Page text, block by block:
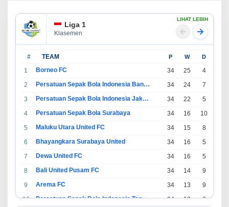
Liga 1
Klasemen
LIHAT LEBIH
# TEAM P W D
1 Borneo FC 34 25 4
2
Persatuan Sepak Bola Indonesia Bandung 34 24 7
3
Persatuan Sepak Bola Indonesia Jakarta 34 22 5
4
Persatuan Sepak Bola Surabaya 34 16 10
5
Maluku Utara United FC 34 15 8
6
Bhayangkara Surabaya United 34 16 5
7
Dewa United FC 34 16 5
8
Bali United Pusam FC 34 14 9
9
Arema FC 34 13 9
10
Persatuan Sepak Bola Indonesia Tangerang 34 13 6